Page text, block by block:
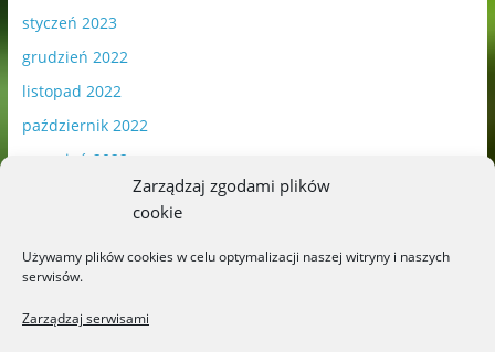
Zarządzaj zgodami plików
cookie
Używamy plików cookies w celu optymalizacji naszej witryny i naszych
serwisów.
Zarządzaj serwisami
styczeń 2023
grudzień 2022
listopad 2022
październik 2022
wrzesień 2022
czerwiec 2022
kwiecień 2022